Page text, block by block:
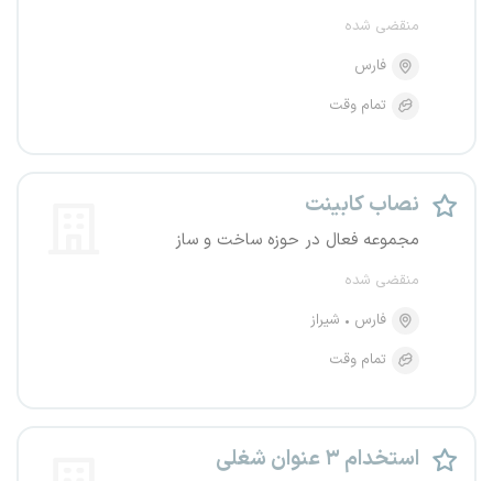
منقضی شده
فارس
تمام وقت
نصاب کابینت
مجموعه فعال در حوزه ساخت و ساز
منقضی شده
فارس
شیراز
تمام وقت
استخدام ۳ عنوان شغلی